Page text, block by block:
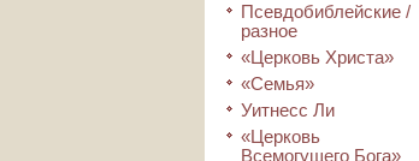
Псевдобиблейские /
разное
«Церковь Христа»
«Семья»
Уитнесс Ли
«Церковь
Всемогущего Бога»